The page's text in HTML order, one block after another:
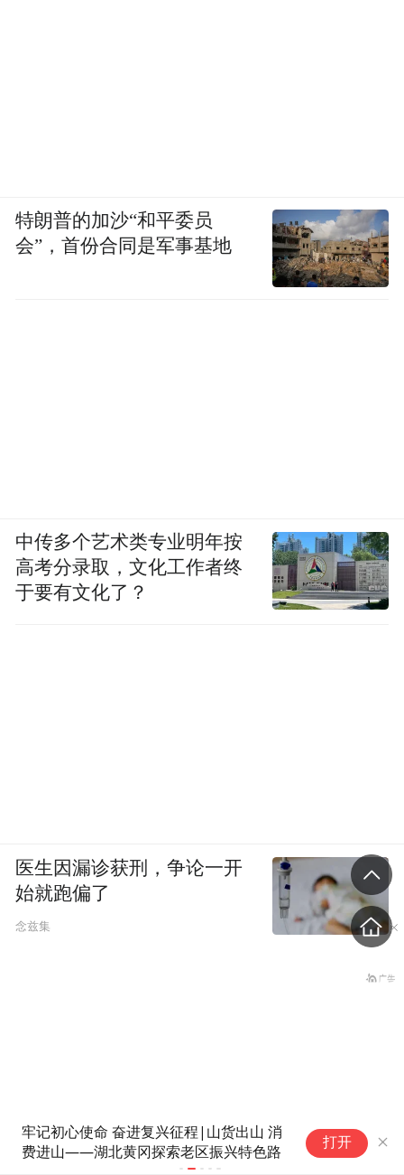
省长走进沿街店铺、网红打卡
点，与游客交流
人民锐评：
打开
特朗普的加沙“和平委员
会”，首份合同是军事基地
中传多个艺术类专业明年按
高考分录取，文化工作者终
于要有文化了？
医生因漏诊获刑，争论一开
始就跑偏了
念兹集